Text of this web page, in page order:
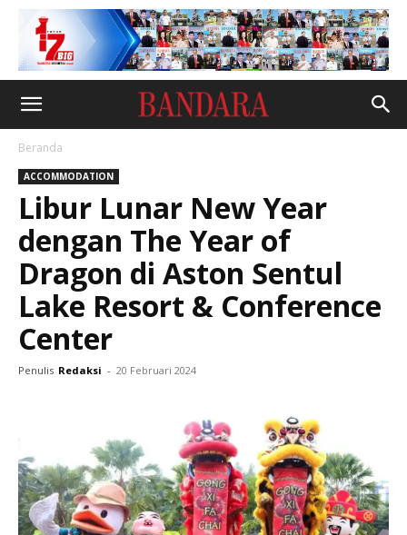
Beranda
ACCOMMODATION
Libur Lunar New Year
dengan The Year of
Dragon di Aston Sentul
Lake Resort & Conference
Center
Penulis Redaksi - 20 Februari 2024